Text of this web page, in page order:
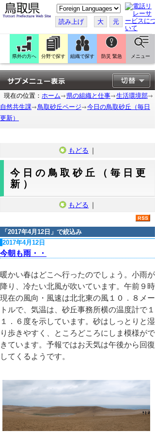
こ
の
ペ
ー
ジ
翻
訳
す
る
読み上げ 大 元
県外の方へ 分野で探す 組織で探す 防災 緊急 メニュー
現在の位置： ホーム 県の組織と仕事
生活環境部
自然共生課
鳥取砂丘ページ
今日の鳥取砂丘（毎日
更新）
もどる ｜
今日の鳥取砂丘（毎日更
新）
もどる ｜
「 2017年4月12日 」で絞込み
2017年4月12日
今朝も雨・・
暖かい春はどこへ行ったのでしょう。小雨が
降り、冷たい北風が吹いています。午前９時
現在の風向・風速は北北東の風１０．８メー
トルで、気温は、砂丘事務所横の温度計で１
１．６度を示しています。砂はしっとりと湿
り歩きやすく、ところどころにしま模様がで
きています。予報ではお天気は午後から回復
してくるようです。